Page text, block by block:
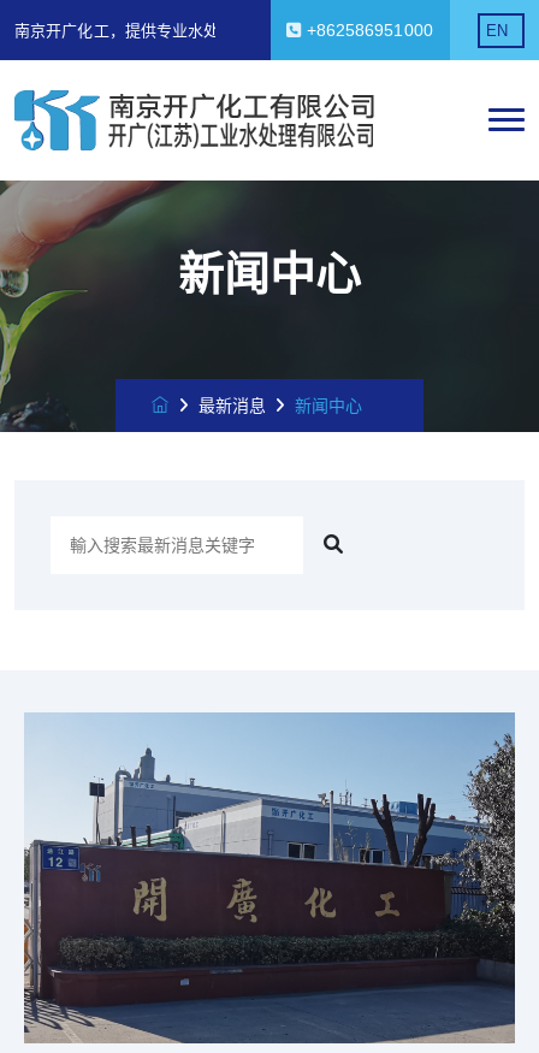
南京开广化工，提供专业水处理解决方案！
南京开广化工，提供专业水处理解决方案！
+862586951000 EN
新闻中心
最新消息 新闻中心